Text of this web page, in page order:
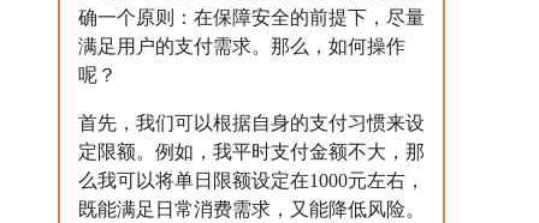
确一个原则：在保障安全的前提下，尽量
满足用户的支付需求。那么，如何操作
呢？
首先，我们可以根据自身的支付习惯来设
定限额。例如，我平时支付金额不大，那
么我可以将单日限额设定在1000元左右，
既能满足日常消费需求，又能降低风险。